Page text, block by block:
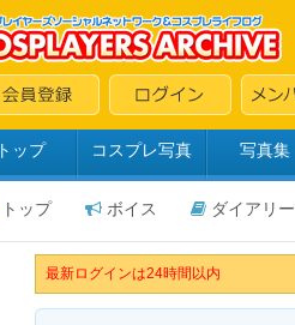
トップ コスプレ写真 写真集
トップ ボイス ダイアリー
最新ログインは24時間以内